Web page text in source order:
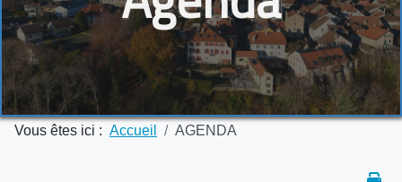
Vous êtes ici : Accueil AGENDA